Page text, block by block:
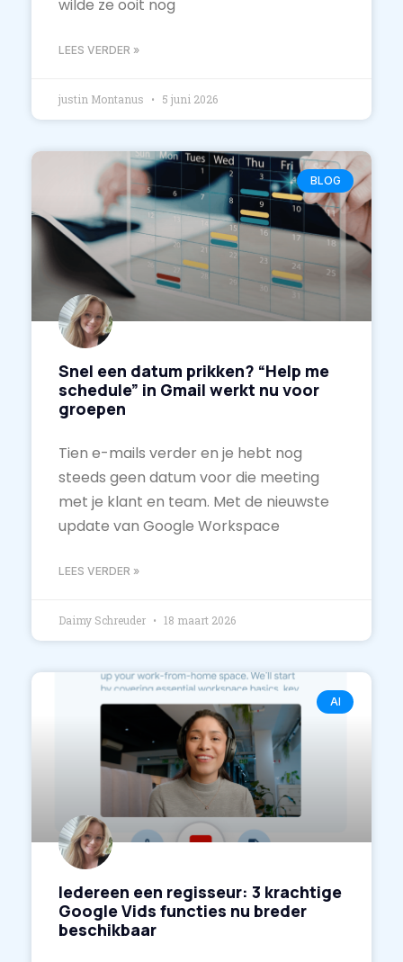
wilde ze ooit nog
LEES VERDER »
justin Montanus 5 juni 2026
BLOG
Snel een datum prikken? “Help me
schedule” in Gmail werkt nu voor
groepen
Tien e-mails verder en je hebt nog
steeds geen datum voor die meeting
met je klant en team. Met de nieuwste
update van Google Workspace
LEES VERDER »
Daimy Schreuder 18 maart 2026
AI
Iedereen een regisseur: 3 krachtige
Google Vids functies nu breder
beschikbaar